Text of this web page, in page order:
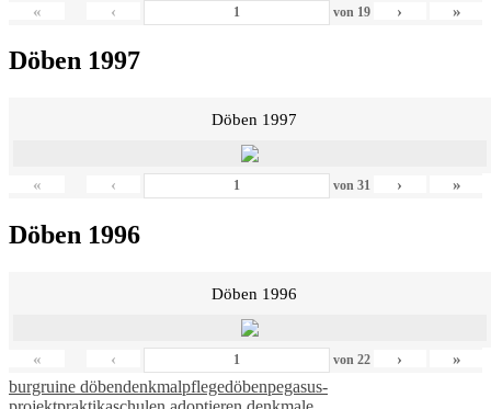
« ‹ von 19 › »
Döben 1997
Döben 1997
« ‹ von 31 › »
Döben 1996
Döben 1996
« ‹ von 22 › »
burgruine döbendenkmalpflegedöbenpegasus-